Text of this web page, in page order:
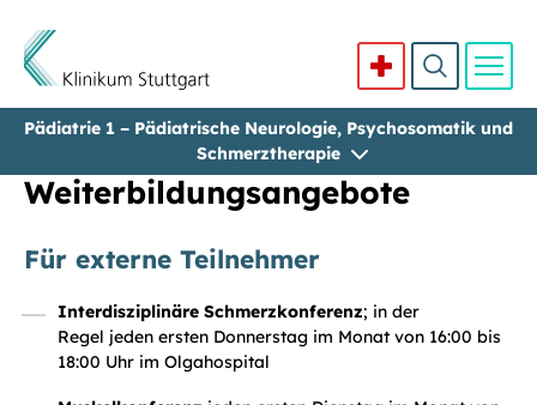
Direkt zum Inhalt
Pädiatrie 1 – Pädiatrische Neurologie, Psychosomatik und
Schmerztherapie
Weiterbildungsangebote
Für externe Teilnehmer
Interdisziplinäre Schmerzkonferenz; in der
Regel jeden ersten Donnerstag im Monat von 16:00 bis
18:00 Uhr im Olgahospital